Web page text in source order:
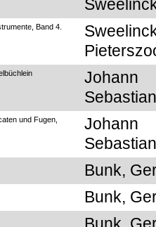
Band 4.
Johann
und Fugen,
Johann
Bunk,
Bunk,